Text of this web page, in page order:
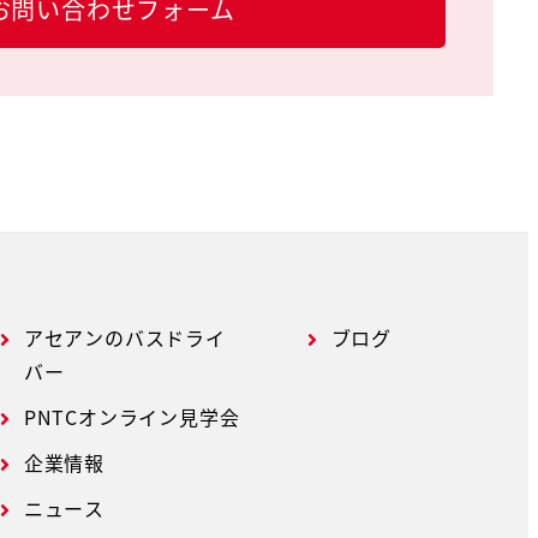
問い合わせフォーム
アセアンのバスドライ
バー
PNTCオンライン見学会
企業情報
ニュース
ブログ